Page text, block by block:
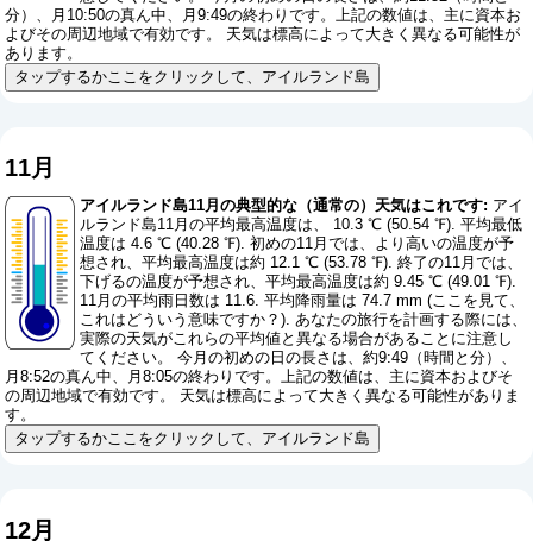
分）、月10:50の真ん中、月9:49の終わりです。上記の数値は、主に資本お
よびその周辺地域で有効です。 天気は標高によって大きく異なる可能性が
あります。
タップするかここをクリックして、アイルランド島
11月
アイルランド島11月の典型的な（通常の）天気はこれです: アイ
ルランド島11月の平均最高温度は、 10.3 ℃ (50.54 ℉). 平均最低
温度は 4.6 ℃ (40.28 ℉). 初めの11月では、より高いの温度が予
想され、平均最高温度は約 12.1 ℃ (53.78 ℉). 終了の11月では、
下げるの温度が予想され、平均最高温度は約 9.45 ℃ (49.01 ℉).
11月の平均雨日数は 11.6. 平均降雨量は 74.7 mm (ここを見て、
これはどういう意味ですか？). あなたの旅行を計画する際には、
実際の天気がこれらの平均値と異なる場合があることに注意し
てください。 今月の初めの日の長さは、約9:49（時間と分）、
月8:52の真ん中、月8:05の終わりです。上記の数値は、主に資本およびそ
の周辺地域で有効です。 天気は標高によって大きく異なる可能性がありま
す。
タップするかここをクリックして、アイルランド島
12月